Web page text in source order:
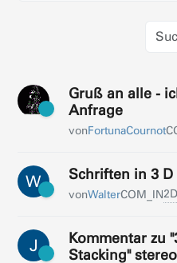
Gruß an alle -
Anfrage
vonFortunaCournot
W Schriften in 3 D
vonWalterCOM_IN
J
Kommentar zu
Stacking"